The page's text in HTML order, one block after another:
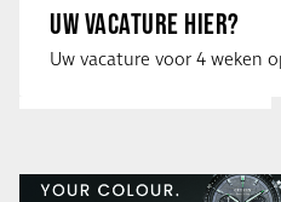
UW VACATURE HIER?